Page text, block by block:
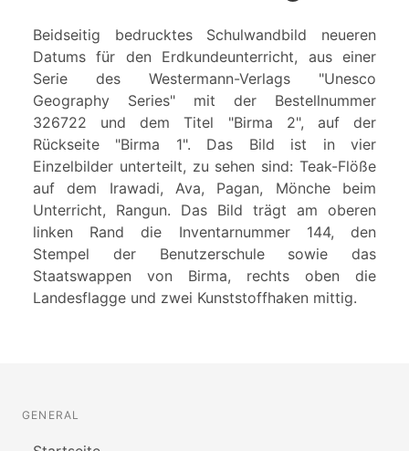
Beidseitig bedrucktes Schulwandbild neueren
Datums für den Erdkundeunterricht, aus einer
Serie des Westermann-Verlags "Unesco
Geography Series" mit der Bestellnummer
326722 und dem Titel "Birma 2", auf der
Rückseite "Birma 1". Das Bild ist in vier
Einzelbilder unterteilt, zu sehen sind: Teak-Flöße
auf dem Irawadi, Ava, Pagan, Mönche beim
Unterricht, Rangun. Das Bild trägt am oberen
linken Rand die Inventarnummer 144, den
Stempel der Benutzerschule sowie das
Staatswappen von Birma, rechts oben die
Landesflagge und zwei Kunststoffhaken mittig.
GENERAL